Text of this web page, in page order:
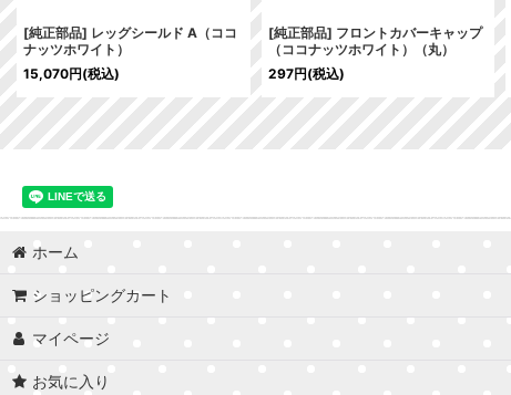
[純正部品] レッグシールド A（ココ
ナッツホワイト）
15,070円(税込)
[純正部品] フロントカバーキャップ
（ココナッツホワイト）（丸）
297円(税込)
ホーム
ショッピングカート
マイページ
お気に入り